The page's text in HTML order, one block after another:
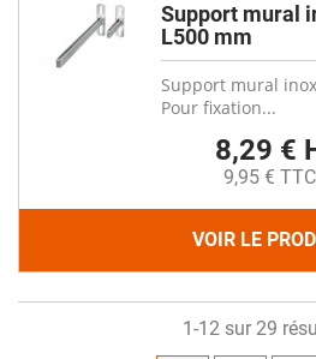
Support mural
L500 mm
Support mural
Pour fixation...
8,29 €
9,95 € TTC
VOIR LE
1-12 sur 29